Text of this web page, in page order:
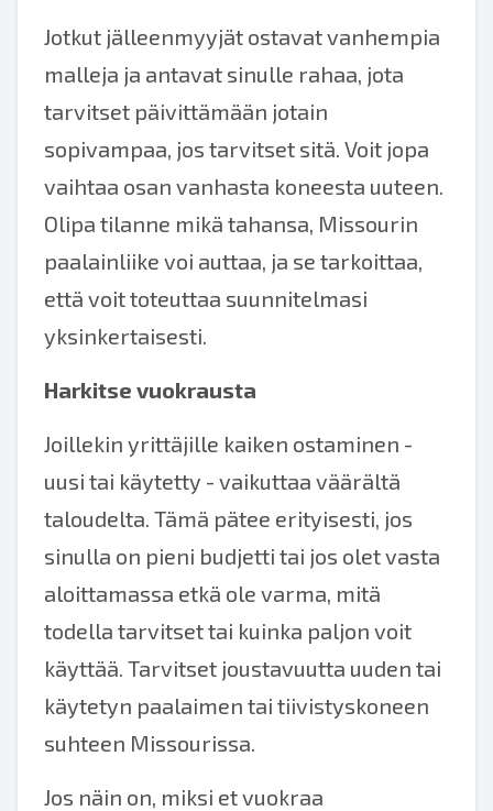
Jotkut jälleenmyyjät ostavat vanhempia
malleja ja antavat sinulle rahaa, jota
tarvitset päivittämään jotain
sopivampaa, jos tarvitset sitä. Voit jopa
vaihtaa osan vanhasta koneesta uuteen.
Olipa tilanne mikä tahansa, Missourin
paalainliike voi auttaa, ja se tarkoittaa,
että voit toteuttaa suunnitelmasi
yksinkertaisesti.
Harkitse vuokrausta
Joillekin yrittäjille kaiken ostaminen -
uusi tai käytetty - vaikuttaa väärältä
taloudelta. Tämä pätee erityisesti, jos
sinulla on pieni budjetti tai jos olet vasta
aloittamassa etkä ole varma, mitä
todella tarvitset tai kuinka paljon voit
käyttää. Tarvitset joustavuutta uuden tai
käytetyn paalaimen tai tiivistyskoneen
suhteen Missourissa.
Jos näin on, miksi et vuokraa